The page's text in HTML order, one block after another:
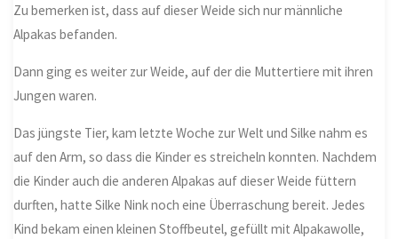
Zu bemerken ist, dass auf dieser Weide sich nur männliche
Alpakas befanden.
Dann ging es weiter zur Weide, auf der die Muttertiere mit ihren
Jungen waren.
Das jüngste Tier, kam letzte Woche zur Welt und Silke nahm es
auf den Arm, so dass die Kinder es streicheln konnten. Nachdem
die Kinder auch die anderen Alpakas auf dieser Weide füttern
durften, hatte Silke Nink noch eine Überraschung bereit. Jedes
Kind bekam einen kleinen Stoffbeutel, gefüllt mit Alpakawolle,